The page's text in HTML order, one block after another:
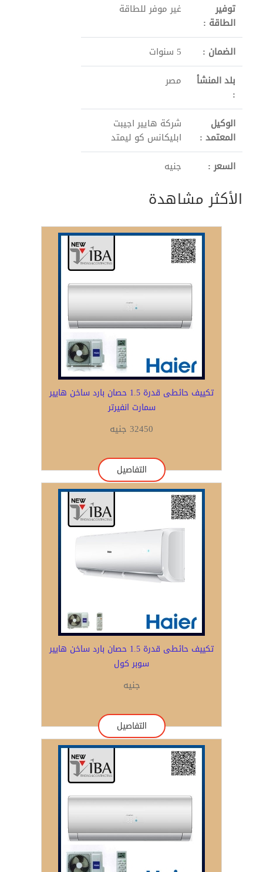
توفير
الطاقة :
غير موفر للطاقة
الضمان :
5 سنوات
بلد المنشأ
:
مصر
الوكيل
المعتمد :
شركة هايير اجيبت
ابليكانس كو ليمتد
السعر :
جنيه
الأكثر مشاهدة
تكييف حائطى قدرة 1.5 حصان بارد ساخن هايير
سمارت انفيرتر
32450 جنيه
التفاصيل
تكييف حائطى قدرة 1.5 حصان بارد ساخن هايير
سوبر كول
جنيه
التفاصيل